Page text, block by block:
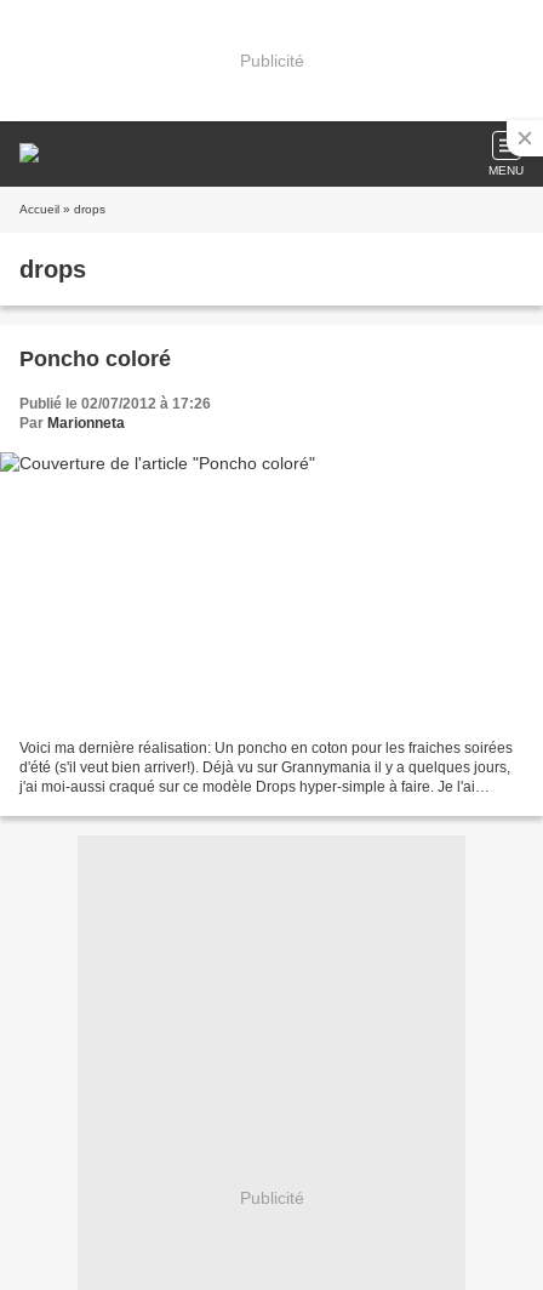
Publicité
MENU
Accueil » drops
drops
Poncho coloré
Publié le 02/07/2012 à 17:26
Par Marionneta
Voici ma dernière réalisation: Un poncho en coton pour les fraiches soirées
d'été (s'il veut bien arriver!). Déjà vu sur Grannymania il y a quelques jours,
j'ai moi-aussi craqué sur ce modèle Drops hyper-simple à faire. Je l'ai
Publicité